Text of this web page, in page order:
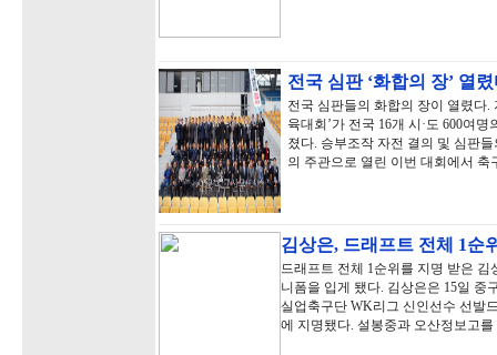
전국 심판 ‘화합의 장’ 열
전국 심판들의 화합의 장이 열렸다.
육대회’가 전국 16개 시·도 600여
졌다. 승부조작 자전 결의 및 심판
의 주관으로 열린 이번 대회에서
김상은, 드래프트 전체 1순
드래프트 전체 1순위를 지명 받은
니폼을 입게 됐다. 김상은은 15일 중
실업축구단 WK리그 신인선수 선발
에 지명됐다. 설봉중과 오산정보고